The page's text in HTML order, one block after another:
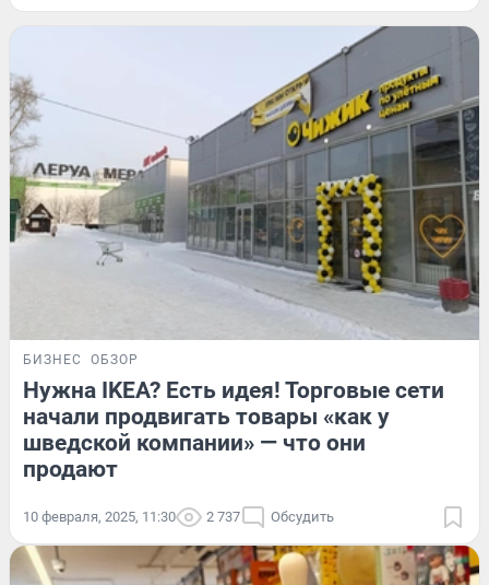
БИЗНЕС ОБЗОР
Нужна IKEA? Есть идея! Торговые сети
начали продвигать товары «как у
шведской компании» — что они
продают
10 февраля, 2025, 11:30 2 737 Обсудить